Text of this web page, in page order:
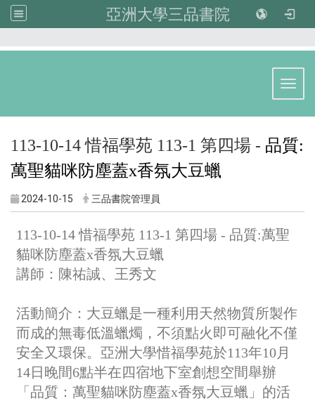
亞洲大學三品書院
113-10-14 惜福學苑 113-1 第四場 - 品質:
萬聖貓咪防塵蓋x香氛大豆蠟
2024-10-15 三品書院管理員
113-10-14 惜福學苑 113-1 第四場 - 品質:萬聖
貓咪防塵蓋x香氛大豆蠟
講師：陳祐誠、王秀文
活動簡介： 大豆蠟是一種利用天然物質所製作
而成的無毒低溫蠟燭，不須點火即可融化不僅
安全又環保。亞洲大學惜福學苑於113年10月
14日晚間6點半在四宿地下室創想空間舉辦
「品質：萬聖貓咪防塵蓋x香氛大豆蠟」的活